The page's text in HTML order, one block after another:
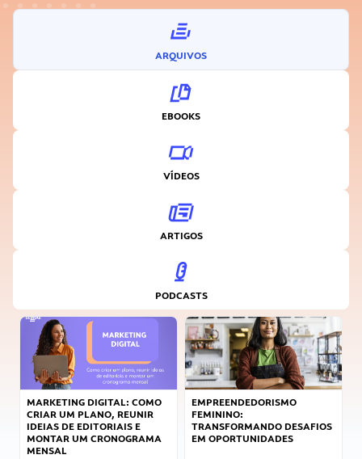
ARQUIVOS
EBOOKS
VÍDEOS
ARTIGOS
PODCASTS
MARKETING DIGITAL: COMO
CRIAR UM PLANO, REUNIR
IDEIAS DE EDITORIAIS E
MONTAR UM CRONOGRAMA
MENSAL
EMPREENDEDORISMO
FEMININO:
TRANSFORMANDO DESAFIOS
EM OPORTUNIDADES